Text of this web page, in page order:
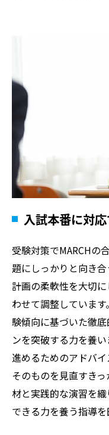
入試本番に対
受験対策でMARCHの
題にしっかりと向き
計画の柔軟性を大切
わせて調整していま
験傾向に基づいた徹
ンを突破する力を養
進めるためのアドバ
そのものを見直すき
材と実践的な演習を
できる力を養う指導を